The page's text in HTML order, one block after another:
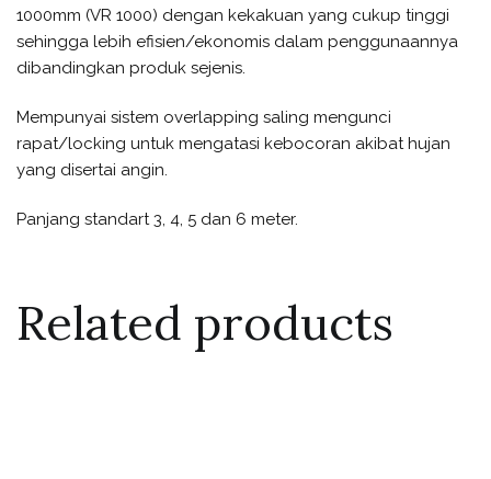
1000mm (VR 1000) dengan kekakuan yang cukup tinggi
sehingga lebih efisien/ekonomis dalam penggunaannya
dibandingkan produk sejenis.
Mempunyai sistem overlapping saling mengunci
rapat/locking untuk mengatasi kebocoran akibat hujan
yang disertai angin.
Panjang standart 3, 4, 5 dan 6 meter.
Related products